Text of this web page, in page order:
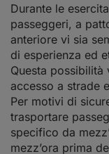
Durante le
passeggeri, a
anteriore vi sia
di esperienza ed
Questa possibilità
accesso a strade
Per motivi di
trasportare
specifico da
mezz’ora prima